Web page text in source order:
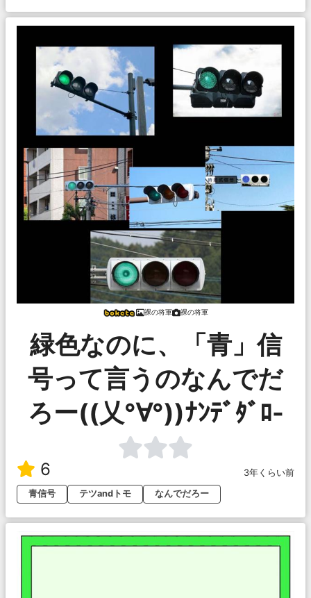
裸の将軍 裸の将軍
緑色なのに、「青」信
号って言うのなんでだ
ろー((乂°∀°))ﾅﾝﾃﾞﾀﾞﾛ-
6
3年くらい前
青信号
テツandトモ なんでだろー